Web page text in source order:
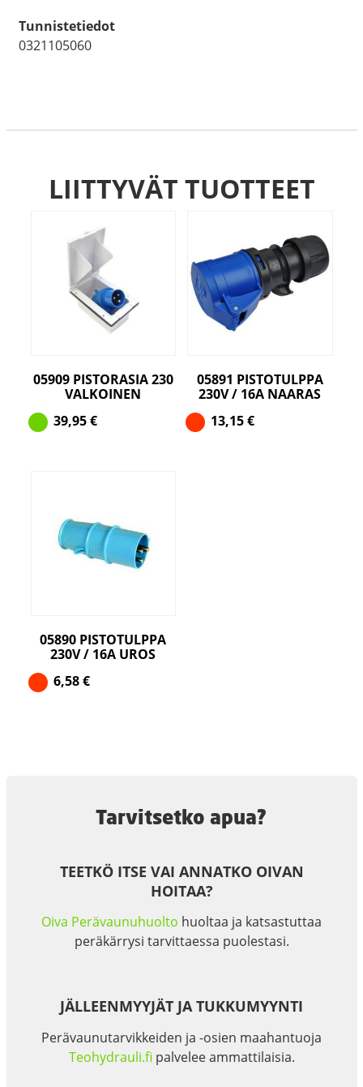
UPOTETTAVA
määrä
Tunnistetiedot
0321105060
LIITTYVÄT TUOTTEET
05909 PISTORASIA 230
VALKOINEN
39,95€
05891 PISTOTULPPA
230V / 16A NAARAS
13,15€
05890 PISTOTULPPA
230V / 16A UROS
6,58€
Tarvitsetko apua?
TEETKÖ ITSE VAI ANNATKO OIVAN
HOITAA?
Oiva Perävaunuhuolto huoltaa ja katsastuttaa
peräkärrysi tarvittaessa puolestasi.
JÄLLEENMYYJÄT JA TUKKUMYYNTI
Perävaunutarvikkeiden ja -osien maahantuoja
Teohydrauli.fi palvelee ammattilaisia.